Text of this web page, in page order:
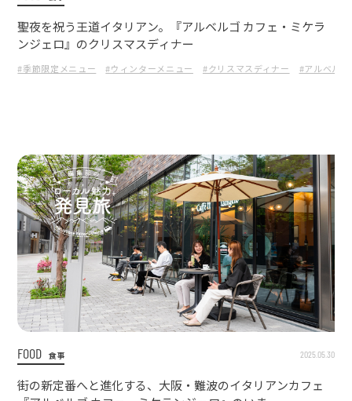
聖夜を祝う王道イタリアン。『アルベルゴ カフェ・ミケラ
ンジェロ』のクリスマスディナー
#季節限定メニュー #ウィンターメニュー #クリスマスディナー #アルベル
FOOD 食事 2025.05.30
街の新定番へと進化する、大阪・難波のイタリアンカフェ